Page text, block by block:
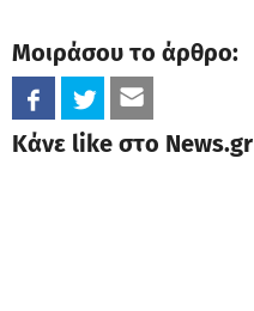
Μοιράσου το άρθρο:
Κάνε like στο News.gr